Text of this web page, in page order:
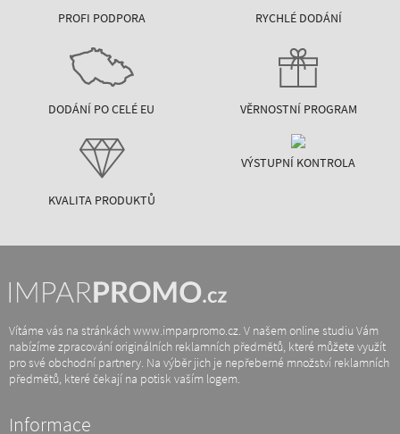
PROFI PODPORA RYCHLÉ DODÁNÍ
DODÁNÍ PO CELÉ EU VĚRNOSTNÍ PROGRAM
KVALITA PRODUKTŮ
VÝSTUPNÍ KONTROLA
Vítáme vás na stránkách www.imparpromo.cz. V našem online studiu Vám
nabízíme zpracování originálních reklamních předmětů, které můžete využít
pro své obchodní partnery. Na výběr jich je nepřeberné množství reklamních
předmětů, které čekají na potisk vaším logem.
Informace